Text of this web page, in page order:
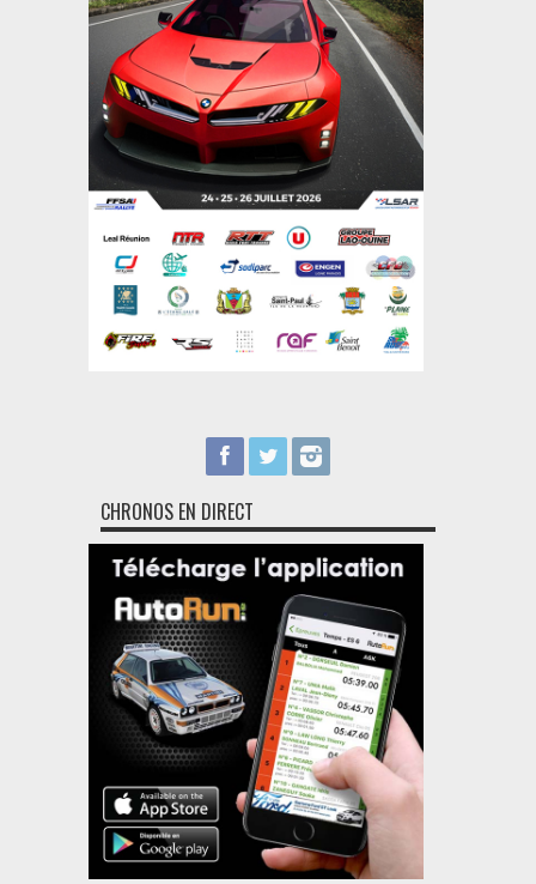
CHRONOS EN DIRECT